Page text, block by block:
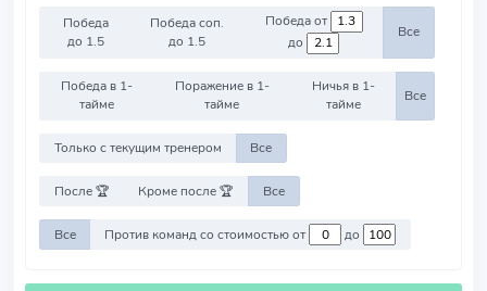
Победа
до 1.5
Победа соп.
до 1.5
Победа от
до
Все
Победа в 1-
тайме
Поражение в 1-
тайме
Ничья в 1-
тайме
Все
Только с текущим тренером Все
После 🏆 Кроме после 🏆 Все
Все Против команд со стоимостью от до